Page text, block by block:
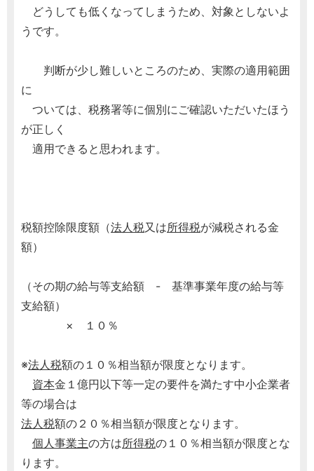
どうしても低くなってしまうため、対象としないよ
うです。
判断が少し難しいところのため、実際の適用範囲
に
ついては、税務署等に個別にご確認いただいたほう
が正しく
適用できると思われます。
税額控除限度額（法人税又は所得税が減税される金
額）
（その期の給与等支給額 - 基準事業年度の給与等
支給額）
× １０％
※法人税額の１０％相当額が限度となります。
資本金１億円以下等一定の要件を満たす中小企業者
等の場合は
法人税額の２０％相当額が限度となります。
個人事業主の方は所得税の１０％相当額が限度とな
ります。